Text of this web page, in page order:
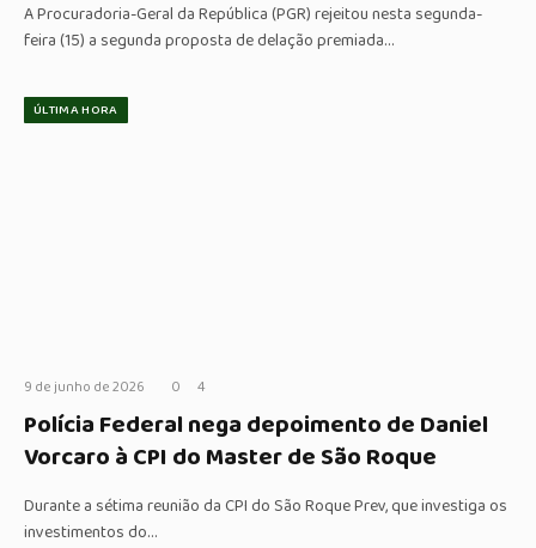
A Procuradoria-Geral da República (PGR) rejeitou nesta segunda-
feira (15) a segunda proposta de delação premiada…
ÚLTIMA HORA
9 de junho de 2026 0 4
Polícia Federal nega depoimento de Daniel
Vorcaro à CPI do Master de São Roque
Durante a sétima reunião da CPI do São Roque Prev, que investiga os
investimentos do…